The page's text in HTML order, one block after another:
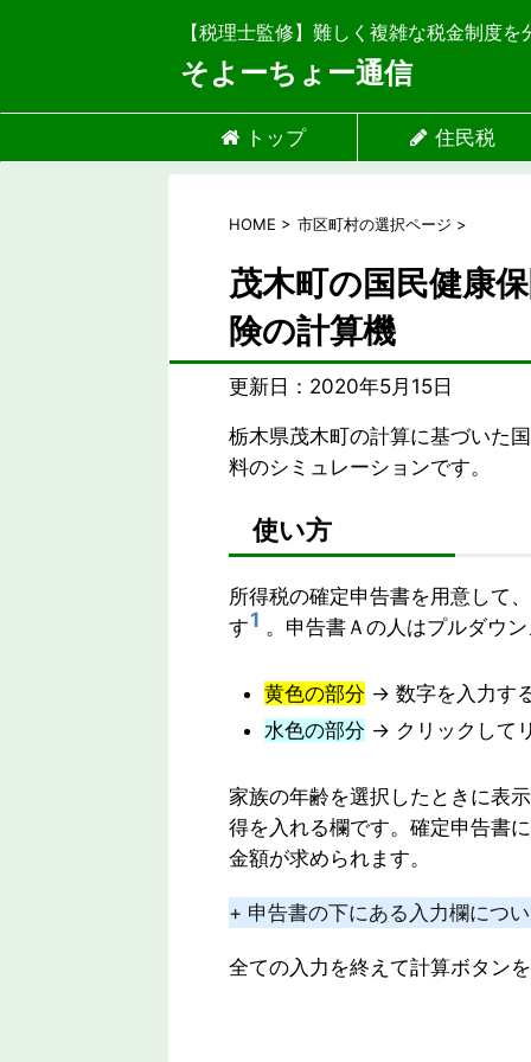
【税理士監修】難しく複雑な税金制度
そよーちょー通信
トップ 住民税
HOME > 市区町村の選択ページ >
茂木町の国民健康
険の計算機
更新日： 2020年5月15日
栃木県茂木町の計算に基づいた
料のシミュレーションです。
使い方
所得税の確定申告書を用意して
す1 。申告書Ａの人はプルダウ
黄色の部分 → 数字を入力す
水色の部分 → クリックして
家族の年齢を選択したときに表
得を入れる欄です。確定申告書
金額が求められます。
+ 申告書の下にある入力欄につ
全ての入力を終えて計算ボタン